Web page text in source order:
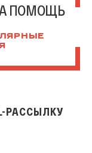
ПОМОЩЬ
РАССЫЛКУ